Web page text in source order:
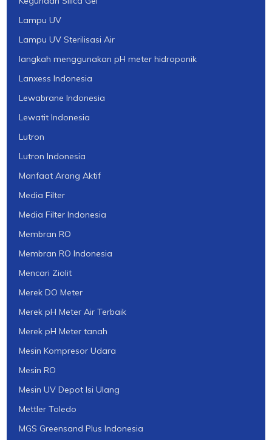
Lampu UV
Lampu UV Sterilisasi Air
langkah menggunakan pH meter hidroponik
Lanxess Indonesia
Lewabrane Indonesia
Lewatit Indonesia
Lutron
Lutron Indonesia
Manfaat Arang Aktif
Media Filter
Media Filter Indonesia
Membran RO
Membran RO Indonesia
Mencari Ziolit
Merek DO Meter
Merek pH Meter Air Terbaik
Merek pH Meter tanah
Mesin Kompresor Udara
Mesin RO
Mesin UV Depot Isi Ulang
Mettler Toledo
MGS Greensand Plus Indonesia